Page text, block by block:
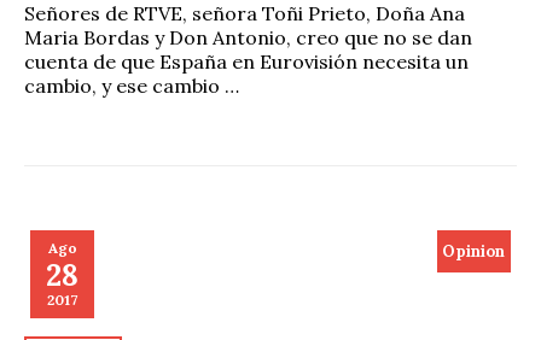
Señores de RTVE, señora Toñi Prieto, Doña Ana
Maria Bordas y Don Antonio, creo que no se dan
cuenta de que España en Eurovisión necesita un
cambio, y ese cambio …
Ago
28
2017
Opinion